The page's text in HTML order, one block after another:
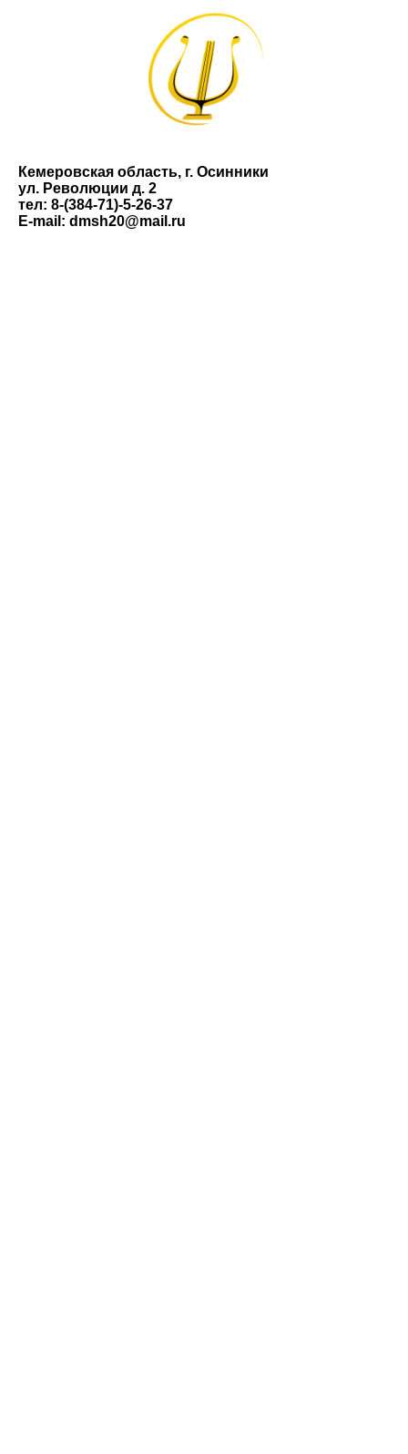
Кемеровская область, г. Осинники
ул. Революции д. 2
тел: 8-(384-71)-5-26-37
E-mail: dmsh20@mail.ru